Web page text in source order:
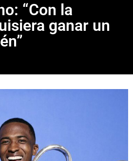
“Con la
ganar un